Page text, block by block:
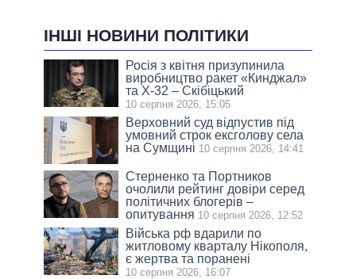
ІНШІ НОВИНИ ПОЛІТИКИ
Росія з квітня призупинила
виробництво ракет «Кинджал»
та Х-32 – Скібіцький
10 серпня 2026, 15:05
Верховний суд відпустив під
умовний строк ексголову села
на Сумщині 10 серпня 2026, 14:41
Стерненко та Портников
очолили рейтинг довіри серед
політичних блогерів –
опитування 10 серпня 2026, 12:52
Війська рф вдарили по
житловому кварталу Нікополя,
є жертва та поранені
10 серпня 2026, 16:07